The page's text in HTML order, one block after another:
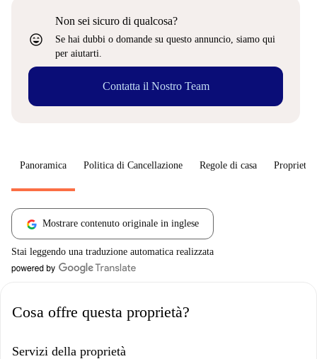
sentiment_very_satisfied
Non sei sicuro di qualcosa?
Se hai dubbi o domande su questo annuncio, siamo qui
per aiutarti.
Contatta il Nostro Team
Panoramica Politica di Cancellazione Regole di casa
Mostrare contenuto originale in inglese
Stai leggendo una traduzione automatica realizzata
Cosa offre questa proprietà?
Servizi della proprietà